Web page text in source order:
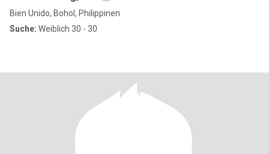
Bien Unido, Bohol, Philippinen
Suche: Weiblich 30 - 30